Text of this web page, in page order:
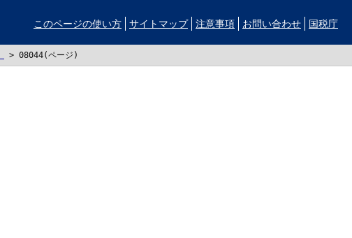
このページの使い方 サイトマップ 注意事項 お問い合わせ 国税庁
> 08044(ページ)